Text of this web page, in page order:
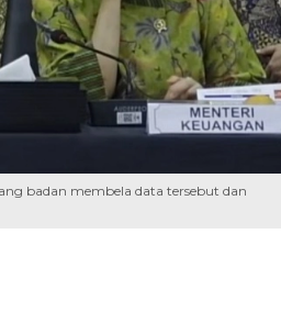
badan membela data tersebut dan